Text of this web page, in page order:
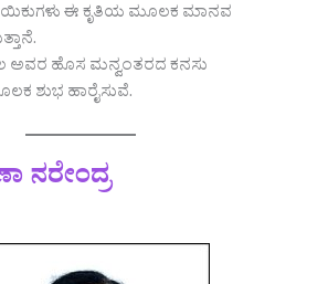
ಈ ಕೃತಿಯ ಮೂಲಕ ಮಾನವ
ಅವರ ಹೊಸ ಮನ್ವಂತರದ ಕನಸು
ಶುಭ ಹಾರೈಸುವೆ.
ನರೇಂದ್ರ